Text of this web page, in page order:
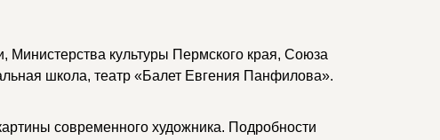
Министерства культуры Пермского края, Союза
школа, театр «Балет Евгения Панфилова».
современного художника. Подробности